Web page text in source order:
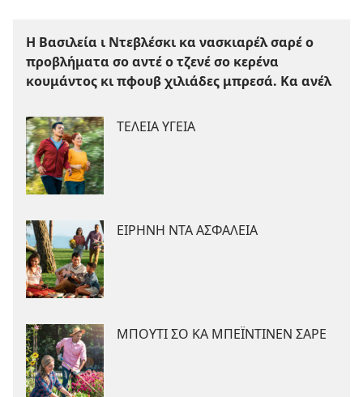
Η Βασιλεία ι Ντεβλέσκι κα νασκιαρέλ σαρέ ο
προβλήματα σο αντέ ο τζενέ σο κερένα
κουμάντος κι πφουβ χιλιάδες μπρεσά. Κα ανέλ
ΤΕΛΕΙΑ ΥΓΕΙΑ
ΕΙΡΗΝΗ ΝΤΑ ΑΣΦΑΛΕΙΑ
ΜΠΟΥΤΙ ΣΟ ΚΑ ΜΠΕΪΝΤΙΝΕΝ ΣΑΡΕ